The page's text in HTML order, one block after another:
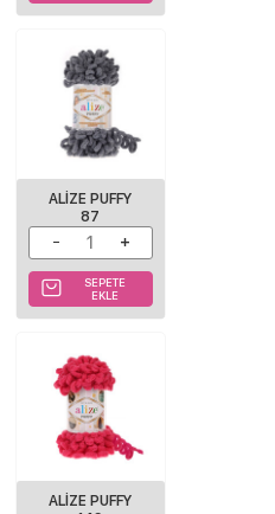
ALIZE PUFFY
87
SEPETE
EKLE
ALIZE PUFFY